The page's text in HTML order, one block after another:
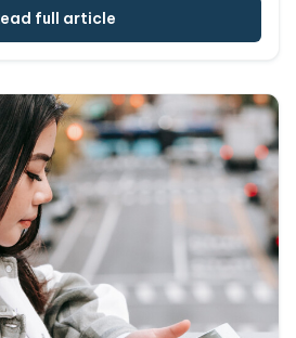
fonctionnalité de recherche.
améliore non
de possibilités en matière
personnalisés et d'analyses
full article